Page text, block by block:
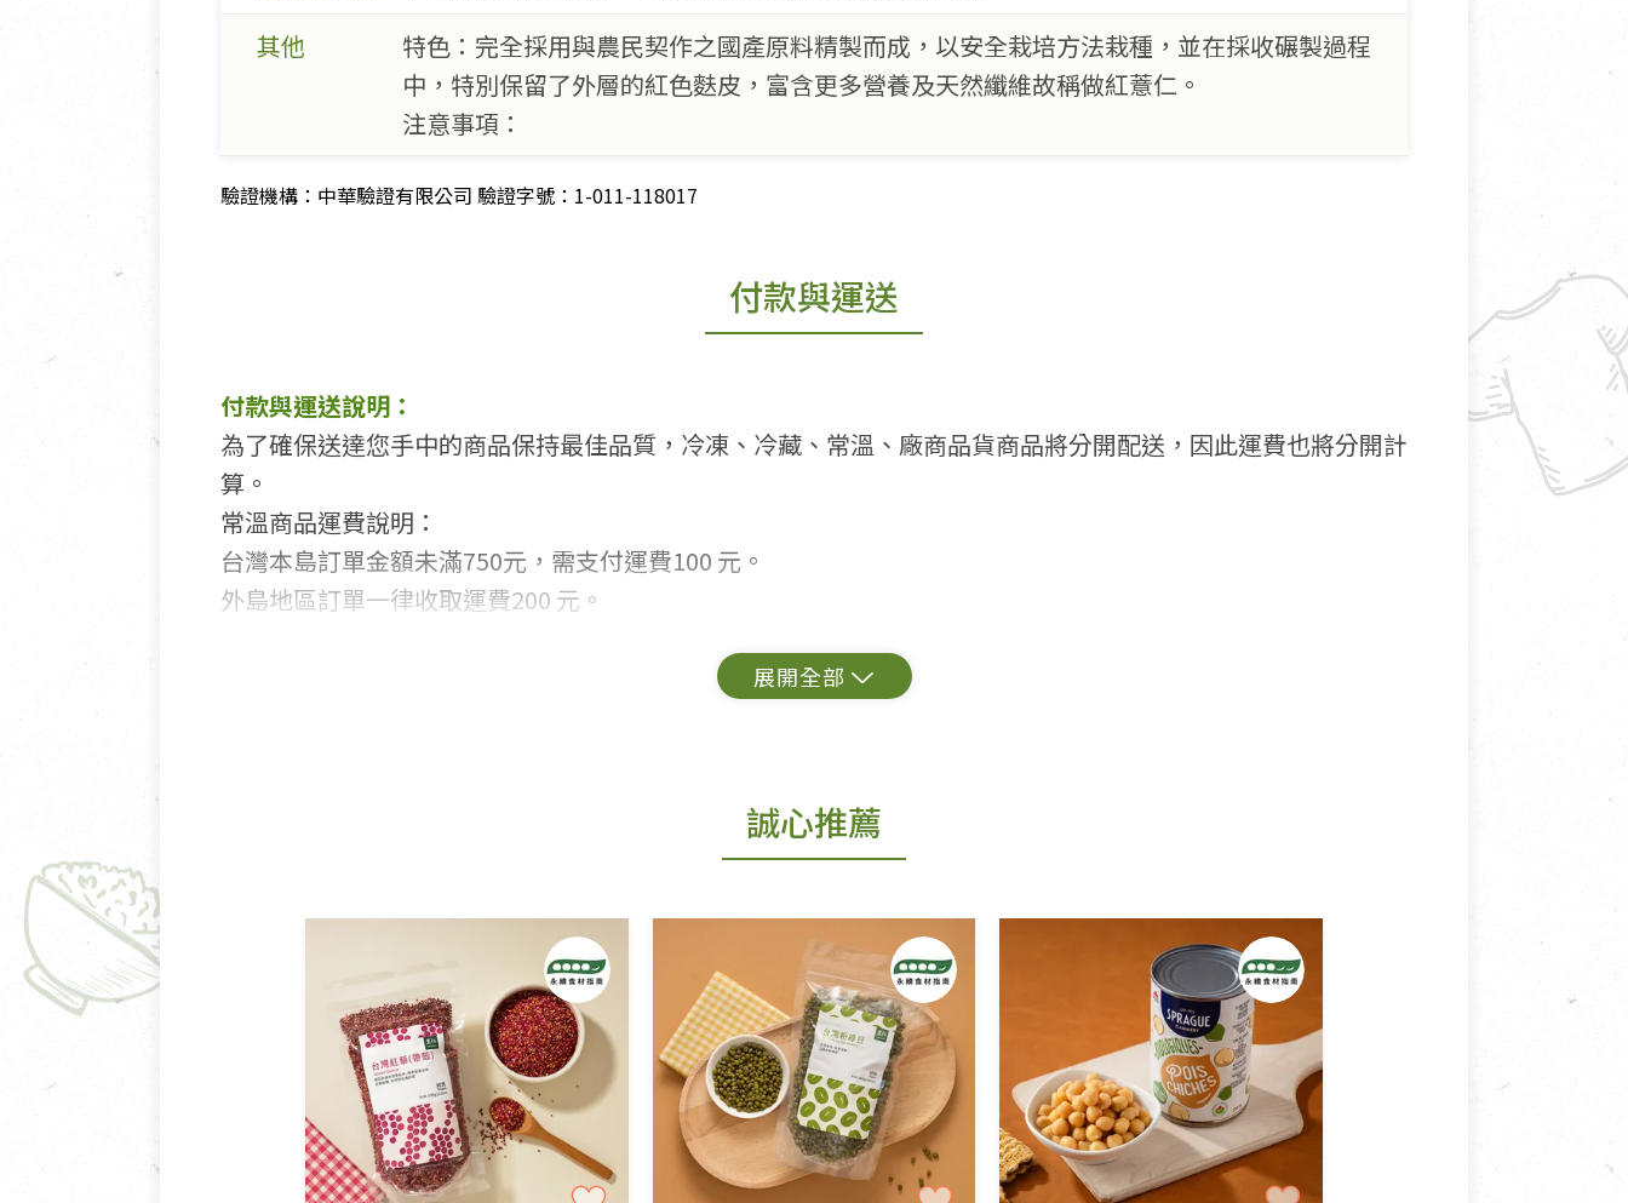
其他
特色：完全採用與農民契作之國產原料精製而成，以安全栽培方法栽種，並在採收碾製過程
中，特別保留了外層的紅色麩皮，富含更多營養及天然纖維故稱做紅薏仁。
注意事項：
驗證機構：中華驗證有限公司 驗證字號：1-011-118017
付款與運送
付款與運送說明：
為了確保送達您手中的商品保持最佳品質，冷凍、冷藏、常溫、廠商品貨商品將分開配送，因此運費也將分開計
算。
常溫商品運費說明：
台灣本島訂單金額未滿750元，需支付運費100 元。
外島地區訂單一律收取運費200 元。
若您購買的商品有下列「不適用七天鑑賞期商品」情形者，除商品瑕疵以外，恕不接受退換貨.
不適用七天鑑賞期商品：
以數位或電磁紀錄形式儲存之商品、易於變質或損壞之商品、以及性質上無法或不適合退換之商品：如CD、
VCD、DVD、電腦軟體，若產品瑕疵無法讀取僅接受原片換新。
衣飾鞋類-如T恤，如於送達後水洗或污損者。
誠心推薦